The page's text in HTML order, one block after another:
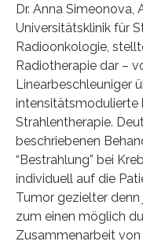
Dr. Anna Simeonova,
Universitätsklinik für
Radioonkologie,
Radiotherapie dar –
Linearbeschleuniger
intensitätsmodulierte
Strahlentherapie.
beschriebenen
“Bestrahlung” bei
individuell auf die
Tumor gezielter denn
zum einen möglich
Zusammenarbeit